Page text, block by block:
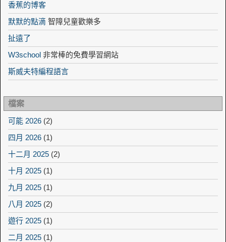
香蕉的博客
默默的點滴 智障兒童歡樂多
扯遠了
W3school 非常棒的免費學習網站
斯威夫特編程語言
檔案
可能 2026 (2)
四月 2026 (1)
十二月 2025 (2)
十月 2025 (1)
九月 2025 (1)
八月 2025 (2)
遊行 2025 (1)
二月 2025 (1)